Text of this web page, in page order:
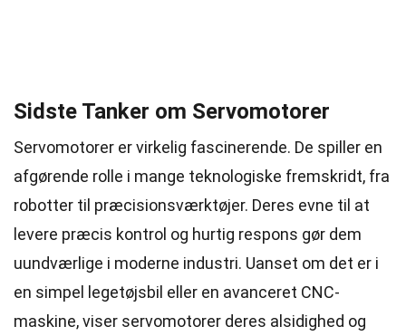
Sidste Tanker om Servomotorer
Servomotorer er virkelig fascinerende. De spiller en
afgørende rolle i mange teknologiske fremskridt, fra
robotter til præcisionsværktøjer. Deres evne til at
levere præcis kontrol og hurtig respons gør dem
uundværlige i moderne industri. Uanset om det er i
en simpel legetøjsbil eller en avanceret CNC-
maskine, viser servomotorer deres alsidighed og